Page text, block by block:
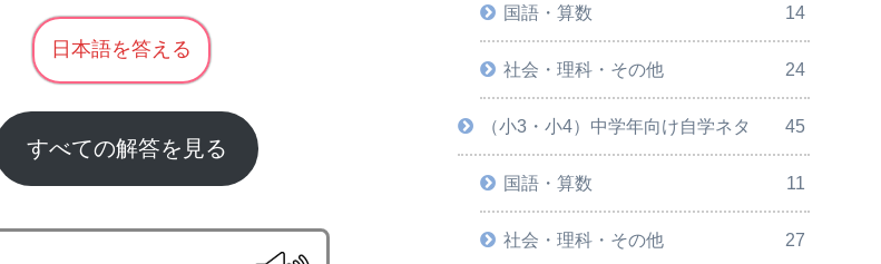
日本語を答える
すべての解答を見る
国語・算数 14
社会・理科・その他 24
（小3・小4）中学年向け自学ネタ 45
国語・算数 11
社会・理科・その他 27